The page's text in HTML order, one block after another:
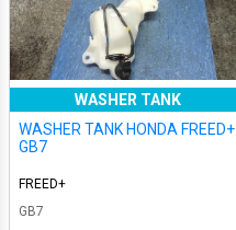
WASHER TANK
WASHER TANK HONDA FREED+
GB7
FREED+
GB7